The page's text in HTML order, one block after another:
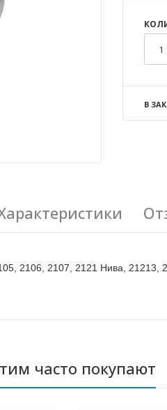
В
2106, 2107, 2121 Нива, 21213,
часто покупают